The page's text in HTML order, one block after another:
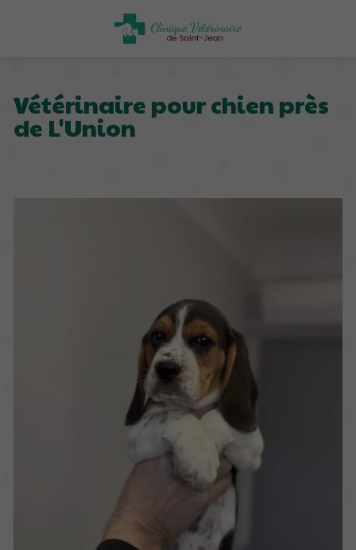
Vétérinaire pour chien près
de L'Union